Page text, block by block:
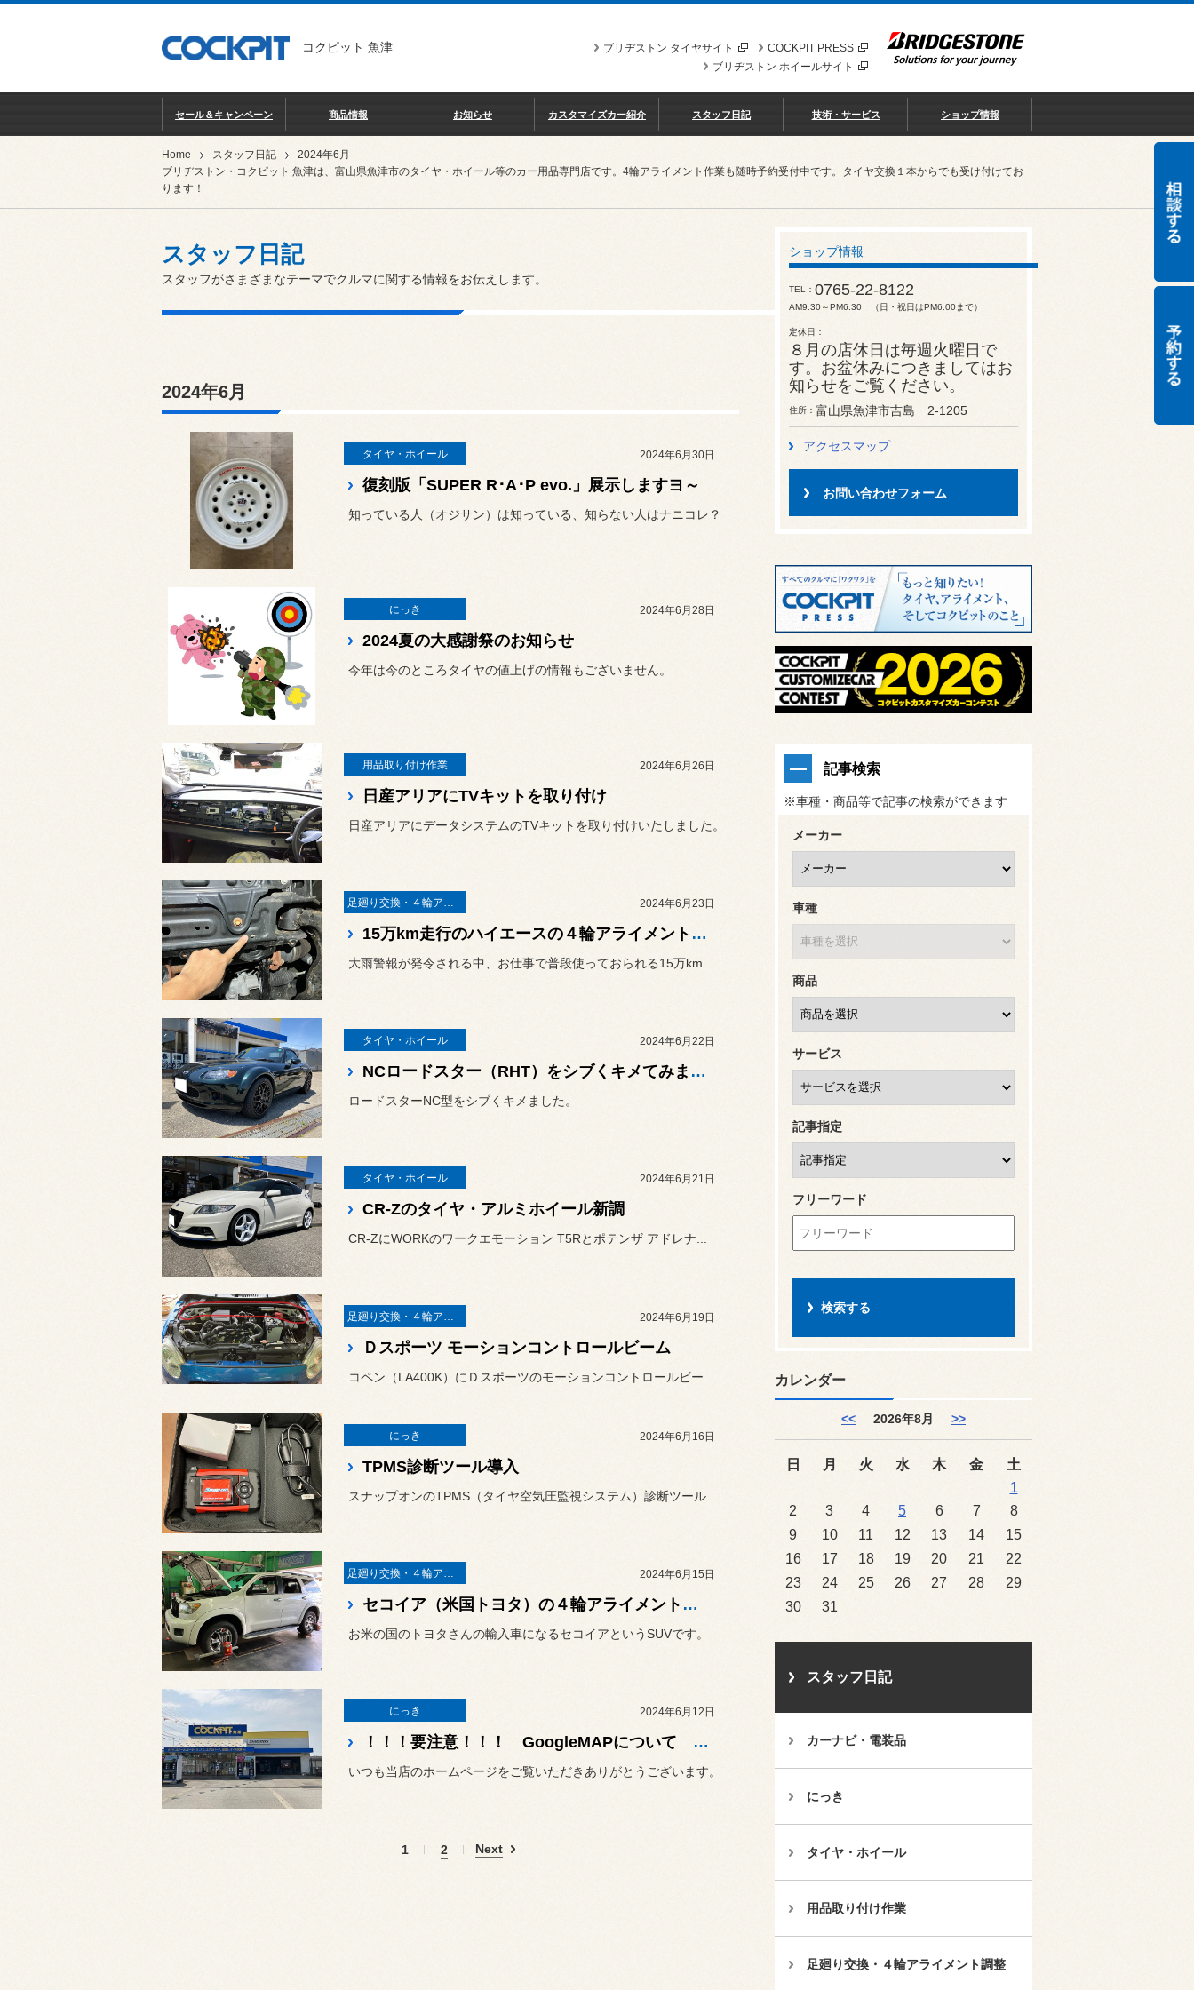
コクピット 魚津 COCKPIT PRESS
ブリヂストン タイヤサイト
ブリヂストン ホイールサイト
セール＆キャンペーン 商品情報 お知らせ カスタマイズカー紹介 スタッフ日記 技術・サービス ショップ情報
Home スタッフ日記
2024年6月
ブリヂストン・コクピット 魚津は、富山県魚津市のタイヤ・ホイール等のカー用品専門店です。4輪アライメント作業も随時予約受付中です。タイヤ交換１本からでも受け付けてお
ります！
スタッフ日記
スタッフがさまざまなテーマでクルマに関する情報をお伝えします。
2024年6月
タイヤ・ホイール 2024年6月30日
復刻版「SUPER R･A･P evo.」展示しますヨ～
知っている人（オジサン）は知っている、知らない人はナニコレ？
にっき 2024年6月28日
2024夏の大感謝祭のお知らせ
今年は今のところタイヤの値上げの情報もございません。
用品取り付け作業 2024年6月26日
日産アリアにTVキットを取り付け
日産アリアにデータシステムのTVキットを取り付けいたしました。
足廻り交換・４輪アライメント調整 2024年6月23日
15万km走行のハイエースの４輪アライメント調整
タイヤ・ホイール 2024年6月22日
NCロードスター（RHT）をシブくキメてみました。
ロードスターNC型をシブくキメました。
タイヤ・ホイール 2024年6月21日
CR-Zのタイヤ・アルミホイール新調
CR-ZにWORKのワークエモーション T5Rとポテンザ アドレナ...
2024年6月19日
Ｄスポーツ モーションコントロールビーム
にっき 2024年6月16日
TPMS診断ツール導入
2024年6月15日
セコイア（米国トヨタ）の４輪アライメント調整
お米の国のトヨタさんの輸入車になるセコイアというSUVです。
にっき 2024年6月12日
！！！要注意！！！ GoogleMAPについて ！！！
いつも当店のホームページをご覧いただきありがとうございます。
1 2 Next
ショップ情報
TEL 0765-22-8122
AM9:30～PM6:30 （日・祝日はPM6:00まで）
定休日
８月の店休日は毎週火曜日で
す。お盆休みにつきましてはお
知らせをご覧ください。
住所 富山県魚津市吉島 2-1205
アクセスマップ
お問い合わせフォーム
記事検索
※車種・商品等で記事の検索ができます
メーカー
車種
商品
サービス
記事指定
フリーワード
カレンダー
<< 2026年8月 >>
日 月 火 水 木 金
土
1
2
3 4 5 6 7
8
9
10 11 12 13 14
15
16
17 18 19 20 21
22
23
24 25 26 27 28
29
30
31
スタッフ日記
カーナビ・電装品
にっき
タイヤ・ホイール
用品取り付け作業
足廻り交換・４輪アライメント調整